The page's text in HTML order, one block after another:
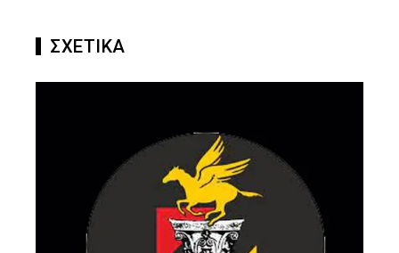
ΣΧΕΤΙΚΑ